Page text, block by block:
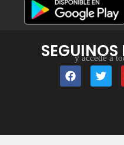
SEGUINOS
y accedé a